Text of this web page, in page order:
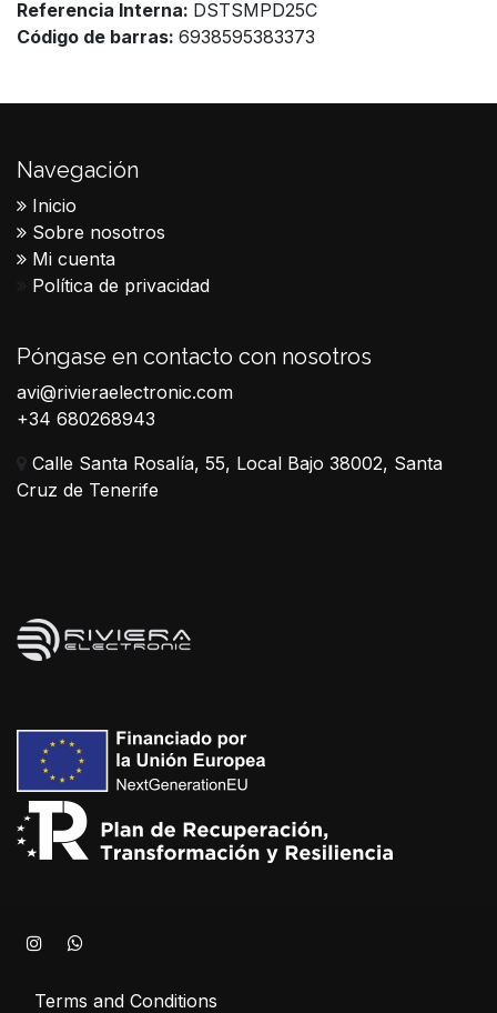
Referencia Interna: DSTSMPD25C
Código de barras: 6938595383373
Navegación
Inicio
Sobre nosotros
Mi cuenta
Política de privacidad
Póngase en contacto con nosotros
avi@rivieraelectronic.com
+34 680268943
Calle Santa Rosalía, 55, Local Bajo 38002, Santa
Cruz de Tenerife
Terms and Conditions